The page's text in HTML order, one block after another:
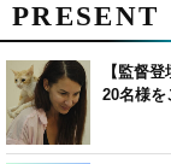
PRESENT
【監督
20名様を